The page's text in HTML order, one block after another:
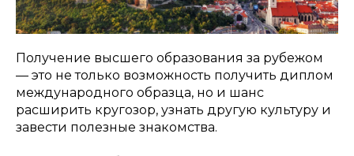
Получение высшего образования за рубежом
— это не только возможность получить диплом
международного образца, но и шанс
расширить кругозор, узнать другую культуру и
завести полезные знакомства.